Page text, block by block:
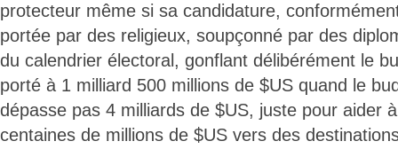
protecteur même si sa candidature,
portée par des religieux, soupçonné par des
du calendrier électoral, gonflant délibérément le
porté à 1 milliard 500 millions de $US quand le
dépasse pas 4 milliards de $US, juste pour aider
centaines de millions de $US vers des